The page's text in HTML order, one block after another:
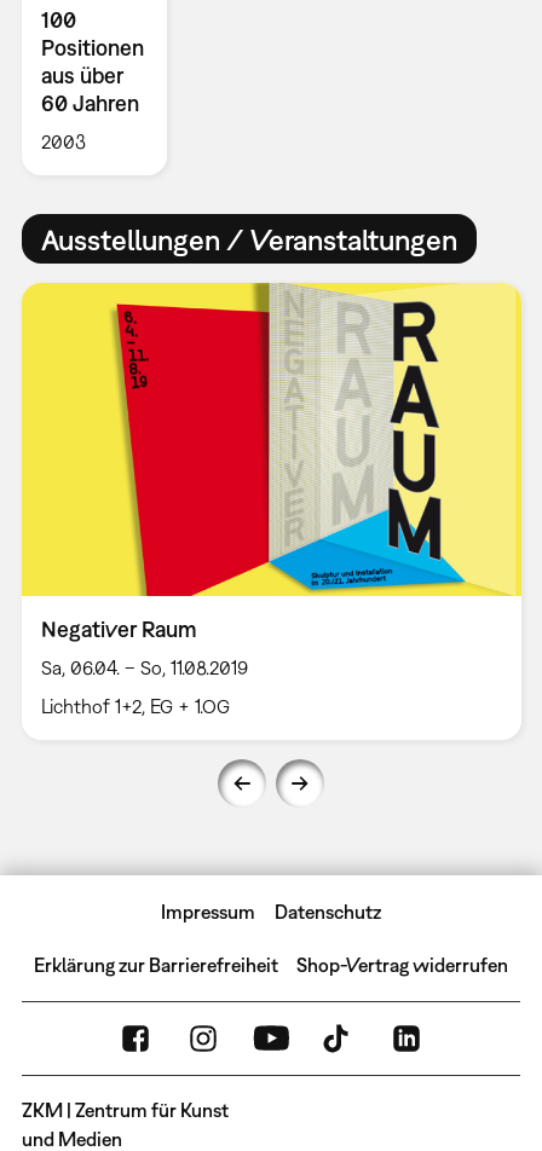
100
Positionen
aus über
60 Jahren
2003
Ausstellungen / Veranstaltungen
Negativer Raum
Sa, 06.04. – So, 11.08.2019
Lichthof 1+2, EG + 1.OG
Impressum Datenschutz
Erklärung zur Barrierefreiheit Shop-Vertrag widerrufen
ZKM | Zentrum für Kunst
und Medien